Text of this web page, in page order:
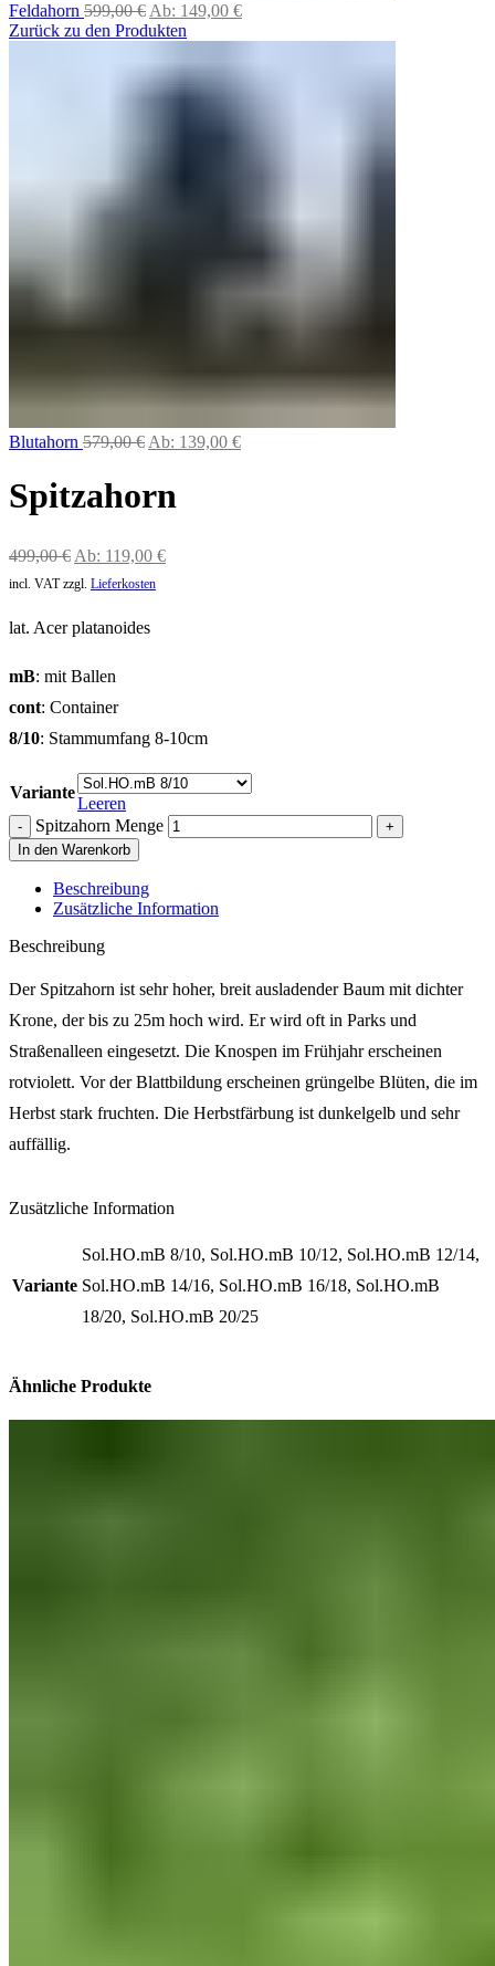
Feldahorn 599,00€ Ab: 149,00 €
Zurück zu den Produkten
Blutahorn 579,00€ Ab: 139,00 €
Spitzahorn
499,00€ Ab: 119,00 €
incl. VAT zzgl. Lieferkosten
lat. Acer platanoides
mB: mit Ballen
cont: Container
8/10: Stammumfang 8-10cm
Variante
Leeren
Spitzahorn Menge
In den Warenkorb
Beschreibung
Zusätzliche Information
Beschreibung
Der Spitzahorn ist sehr hoher, breit ausladender Baum mit dichter
Krone, der bis zu 25m hoch wird. Er wird oft in Parks und
Straßenalleen eingesetzt. Die Knospen im Frühjahr erscheinen
rotviolett. Vor der Blattbildung erscheinen grüngelbe Blüten, die im
Herbst stark fruchten. Die Herbstfärbung ist dunkelgelb und sehr
auffällig.
Zusätzliche Information
Variante
Sol.HO.mB 8/10, Sol.HO.mB 10/12, Sol.HO.mB 12/14,
Sol.HO.mB 14/16, Sol.HO.mB 16/18, Sol.HO.mB
18/20, Sol.HO.mB 20/25
Ähnliche Produkte